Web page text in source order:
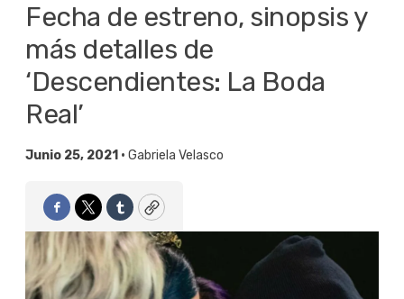
Fecha de estreno, sinopsis y
más detalles de
‘Descendientes: La Boda
Real’
Junio 25, 2021 • Gabriela Velasco
Facebook
TwitterTumblrCopy